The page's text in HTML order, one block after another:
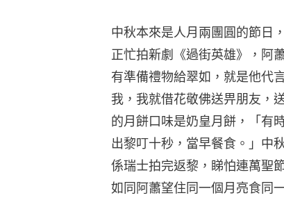
中秋本來是人月兩團圓的節日
正忙拍新劇《過街英雄》，阿
有準備禮物給翠如，就是他代
我，我就借花敬佛送畀朋友，
的月餅口味是奶皇月餅，「有
出黎叮十秒，當早餐食。」中
係瑞士拍完返黎，睇怕連萬聖
如同阿蕭望住同一個月亮食同